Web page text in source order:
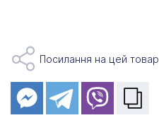
Посилання на цей товар